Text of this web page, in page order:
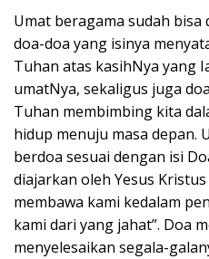
Umat beragama sudah
doa-doa yang isinya
Tuhan atas kasihNya yang
umatNya, sekaligus juga
Tuhan membimbing kita
hidup menuju masa depan.
berdoa sesuai dengan isi
diajarkan oleh Yesus
membawa kami kedalam
kami dari yang jahat”. Doa
menyelesaikan segala-